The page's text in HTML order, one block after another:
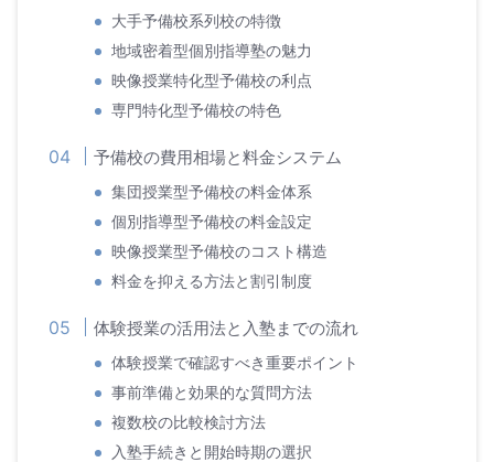
大手予備校系列校の特徴
地域密着型個別指導塾の魅力
映像授業特化型予備校の利点
専門特化型予備校の特色
予備校の費用相場と料金システム
集団授業型予備校の料金体系
個別指導型予備校の料金設定
映像授業型予備校のコスト構造
料金を抑える方法と割引制度
体験授業の活用法と入塾までの流れ
体験授業で確認すべき重要ポイント
事前準備と効果的な質問方法
複数校の比較検討方法
入塾手続きと開始時期の選択